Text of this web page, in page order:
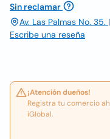
Sin reclamar
Av. Las Palmas No.
Escribe una reseña
¡Atención dueños!
Registra tu comercio
iGlobal.